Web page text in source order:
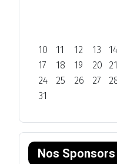
10
11 12 13 14
17
18 19 20 21
24
25 26 27
31
Nos Sponsors